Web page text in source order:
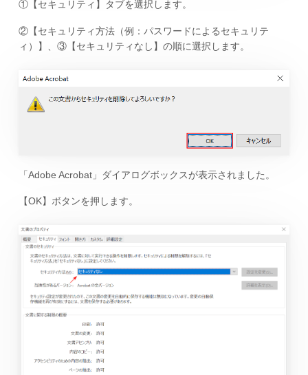
①【セキュリティ】タブを選択します。
②【セキュリティ方法（例：パスワードによるセキュリテ
ィ）】、③【セキュリティなし】の順に選択します。
「Adobe Acrobat」ダイアログボックスが表示されました。
【OK】ボタンを押します。